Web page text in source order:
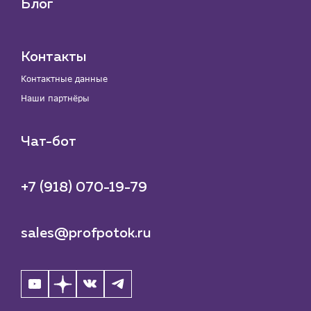
Блог
Контакты
Контактные данные
Наши партнёры
Чат-бот
+7 (918) 070-19-79
sales@profpotok.ru